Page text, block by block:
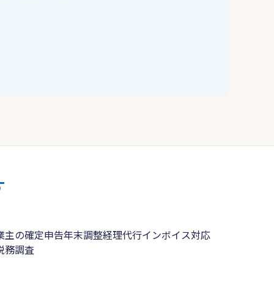
主の確定申告年末調整経理代行インボイス対応
務調査